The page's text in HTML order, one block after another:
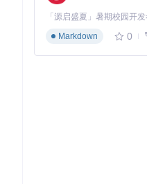
3.1 游戏关卡生成
WFC 算法可以用于生成
3.2 像素艺术生成
Markdown
0